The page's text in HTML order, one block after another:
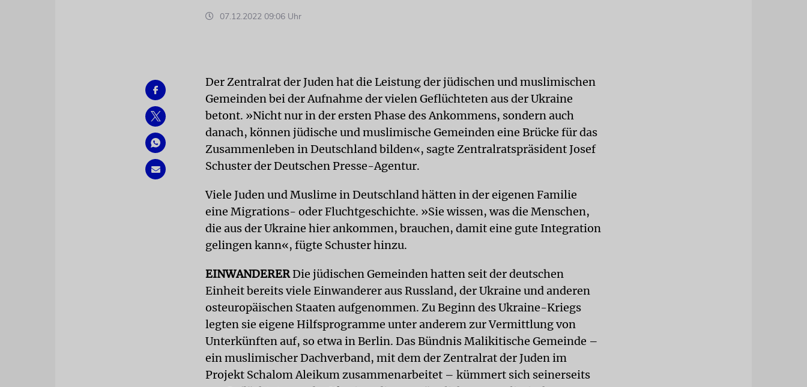
07.12.2022 09:06 Uhr
Der Zentralrat der Juden hat die Leistung der jüdischen und muslimischen
Gemeinden bei der Aufnahme der vielen Geflüchteten aus der Ukraine
betont. »Nicht nur in der ersten Phase des Ankommens, sondern auch
danach, können jüdische und muslimische Gemeinden eine Brücke für das
Zusammenleben in Deutschland bilden«, sagte Zentralratspräsident Josef
Schuster der Deutschen Presse-Agentur.
Viele Juden und Muslime in Deutschland hätten in der eigenen Familie
eine Migrations- oder Fluchtgeschichte. »Sie wissen, was die Menschen,
die aus der Ukraine hier ankommen, brauchen, damit eine gute Integration
gelingen kann«, fügte Schuster hinzu.
EINWANDERERDie jüdischen Gemeinden hatten seit der deutschen
Einheit bereits viele Einwanderer aus Russland, der Ukraine und anderen
osteuropäischen Staaten aufgenommen. Zu Beginn des Ukraine-Kriegs
legten sie eigene Hilfsprogramme unter anderem zur Vermittlung von
Unterkünften auf, so etwa in Berlin. Das Bündnis Malikitische Gemeinde –
ein muslimischer Dachverband, mit dem der Zentralrat der Juden im
Projekt Schalom Aleikum zusammenarbeitet – kümmert sich seinerseits